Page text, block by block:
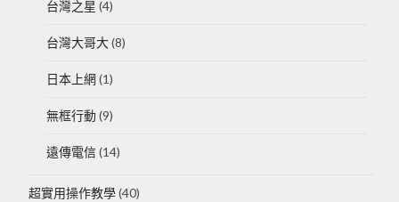
台灣之星 (4)
台灣大哥大(8)
日本上網(1)
無框行動(9)
遠傳電信(14)
超實用操作教學(40)